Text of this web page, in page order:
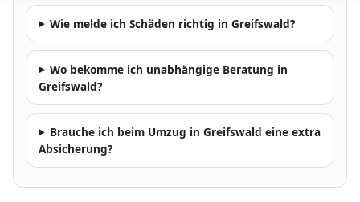
Wie melde ich Schäden richtig in Greifswald?
Wo bekomme ich unabhängige Beratung in
Greifswald?
Brauche ich beim Umzug in Greifswald eine extra
Absicherung?